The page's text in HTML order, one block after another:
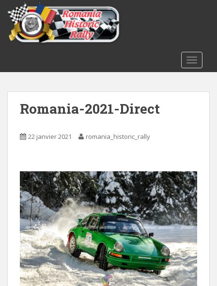
m
Romania-2021-Direct
22 janvier 2021 romania_historic_rally